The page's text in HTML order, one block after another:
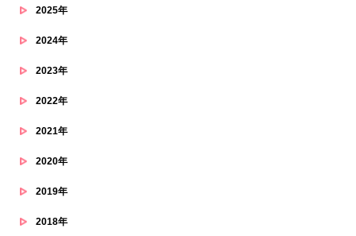
2025年
2024年
2023年
2022年
2021年
2020年
2019年
2018年